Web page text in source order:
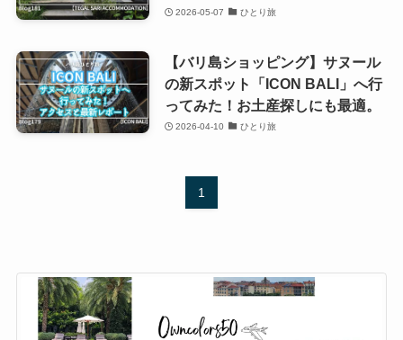
2026-05-07 ひとり旅
【バリ島ショッピング】サヌール
の新スポット「ICON BALI」へ行
ってみた！お土産探しにも最適。
2026-04-10 ひとり旅
1